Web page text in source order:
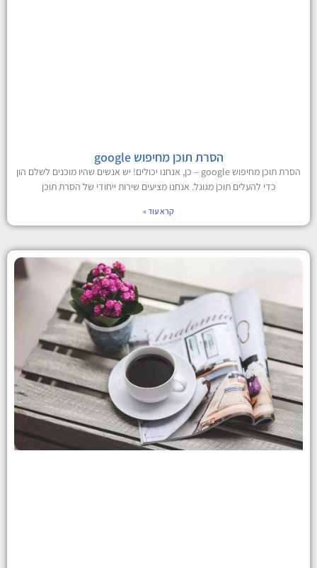
הסרת תוכן מחיפוש google
הסרת תוכן מחיפוש google – כן, אנחנו יכולים! יש אנשים שהיו מוכנים לשלם הון
כדי להעלים תוכן מגוגל. אנחנו מציעים שירות ייחודי של הסרת תוכן
קרא עוד »